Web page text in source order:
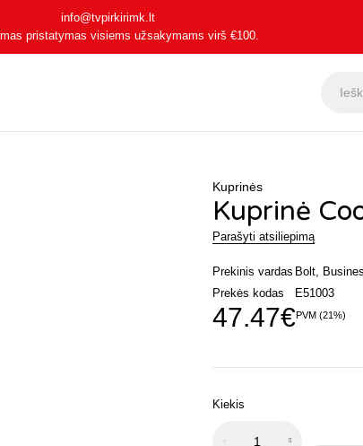
info@tvpirkirimk.lt
pristatymas visiems užsakymams virš €100.
Kuprinės
Kuprinė
Parašyti atsiliepimą
Prekinis vardas Bolt,
Prekės kodas
E51003
47.47€PVM (21%)
Kiekis